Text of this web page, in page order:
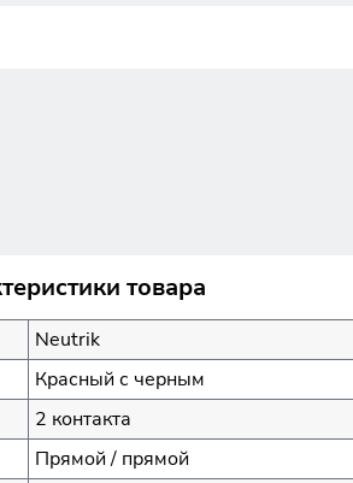
товара
Neutrik
Красный с черным
2 контакта
Прямой / прямой